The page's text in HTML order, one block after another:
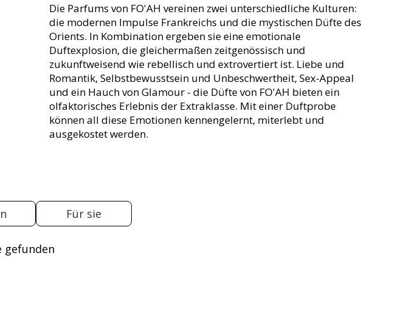
Die Parfums von FO'AH vereinen zwei unterschiedliche Kulturen:
die modernen Impulse Frankreichs und die mystischen Düfte des
Orients. In Kombination ergeben sie eine emotionale
Duftexplosion, die gleichermaßen zeitgenössisch und
zukunftweisend wie rebellisch und extrovertiert ist. Liebe und
Romantik, Selbstbewusstsein und Unbeschwertheit, Sex-Appeal
und ein Hauch von Glamour - die Düfte von FO'AH bieten ein
olfaktorisches Erlebnis der Extraklasse. Mit einer Duftprobe
können all diese Emotionen kennengelernt, miterlebt und
ausgekostet werden.
Für sie
gefunden